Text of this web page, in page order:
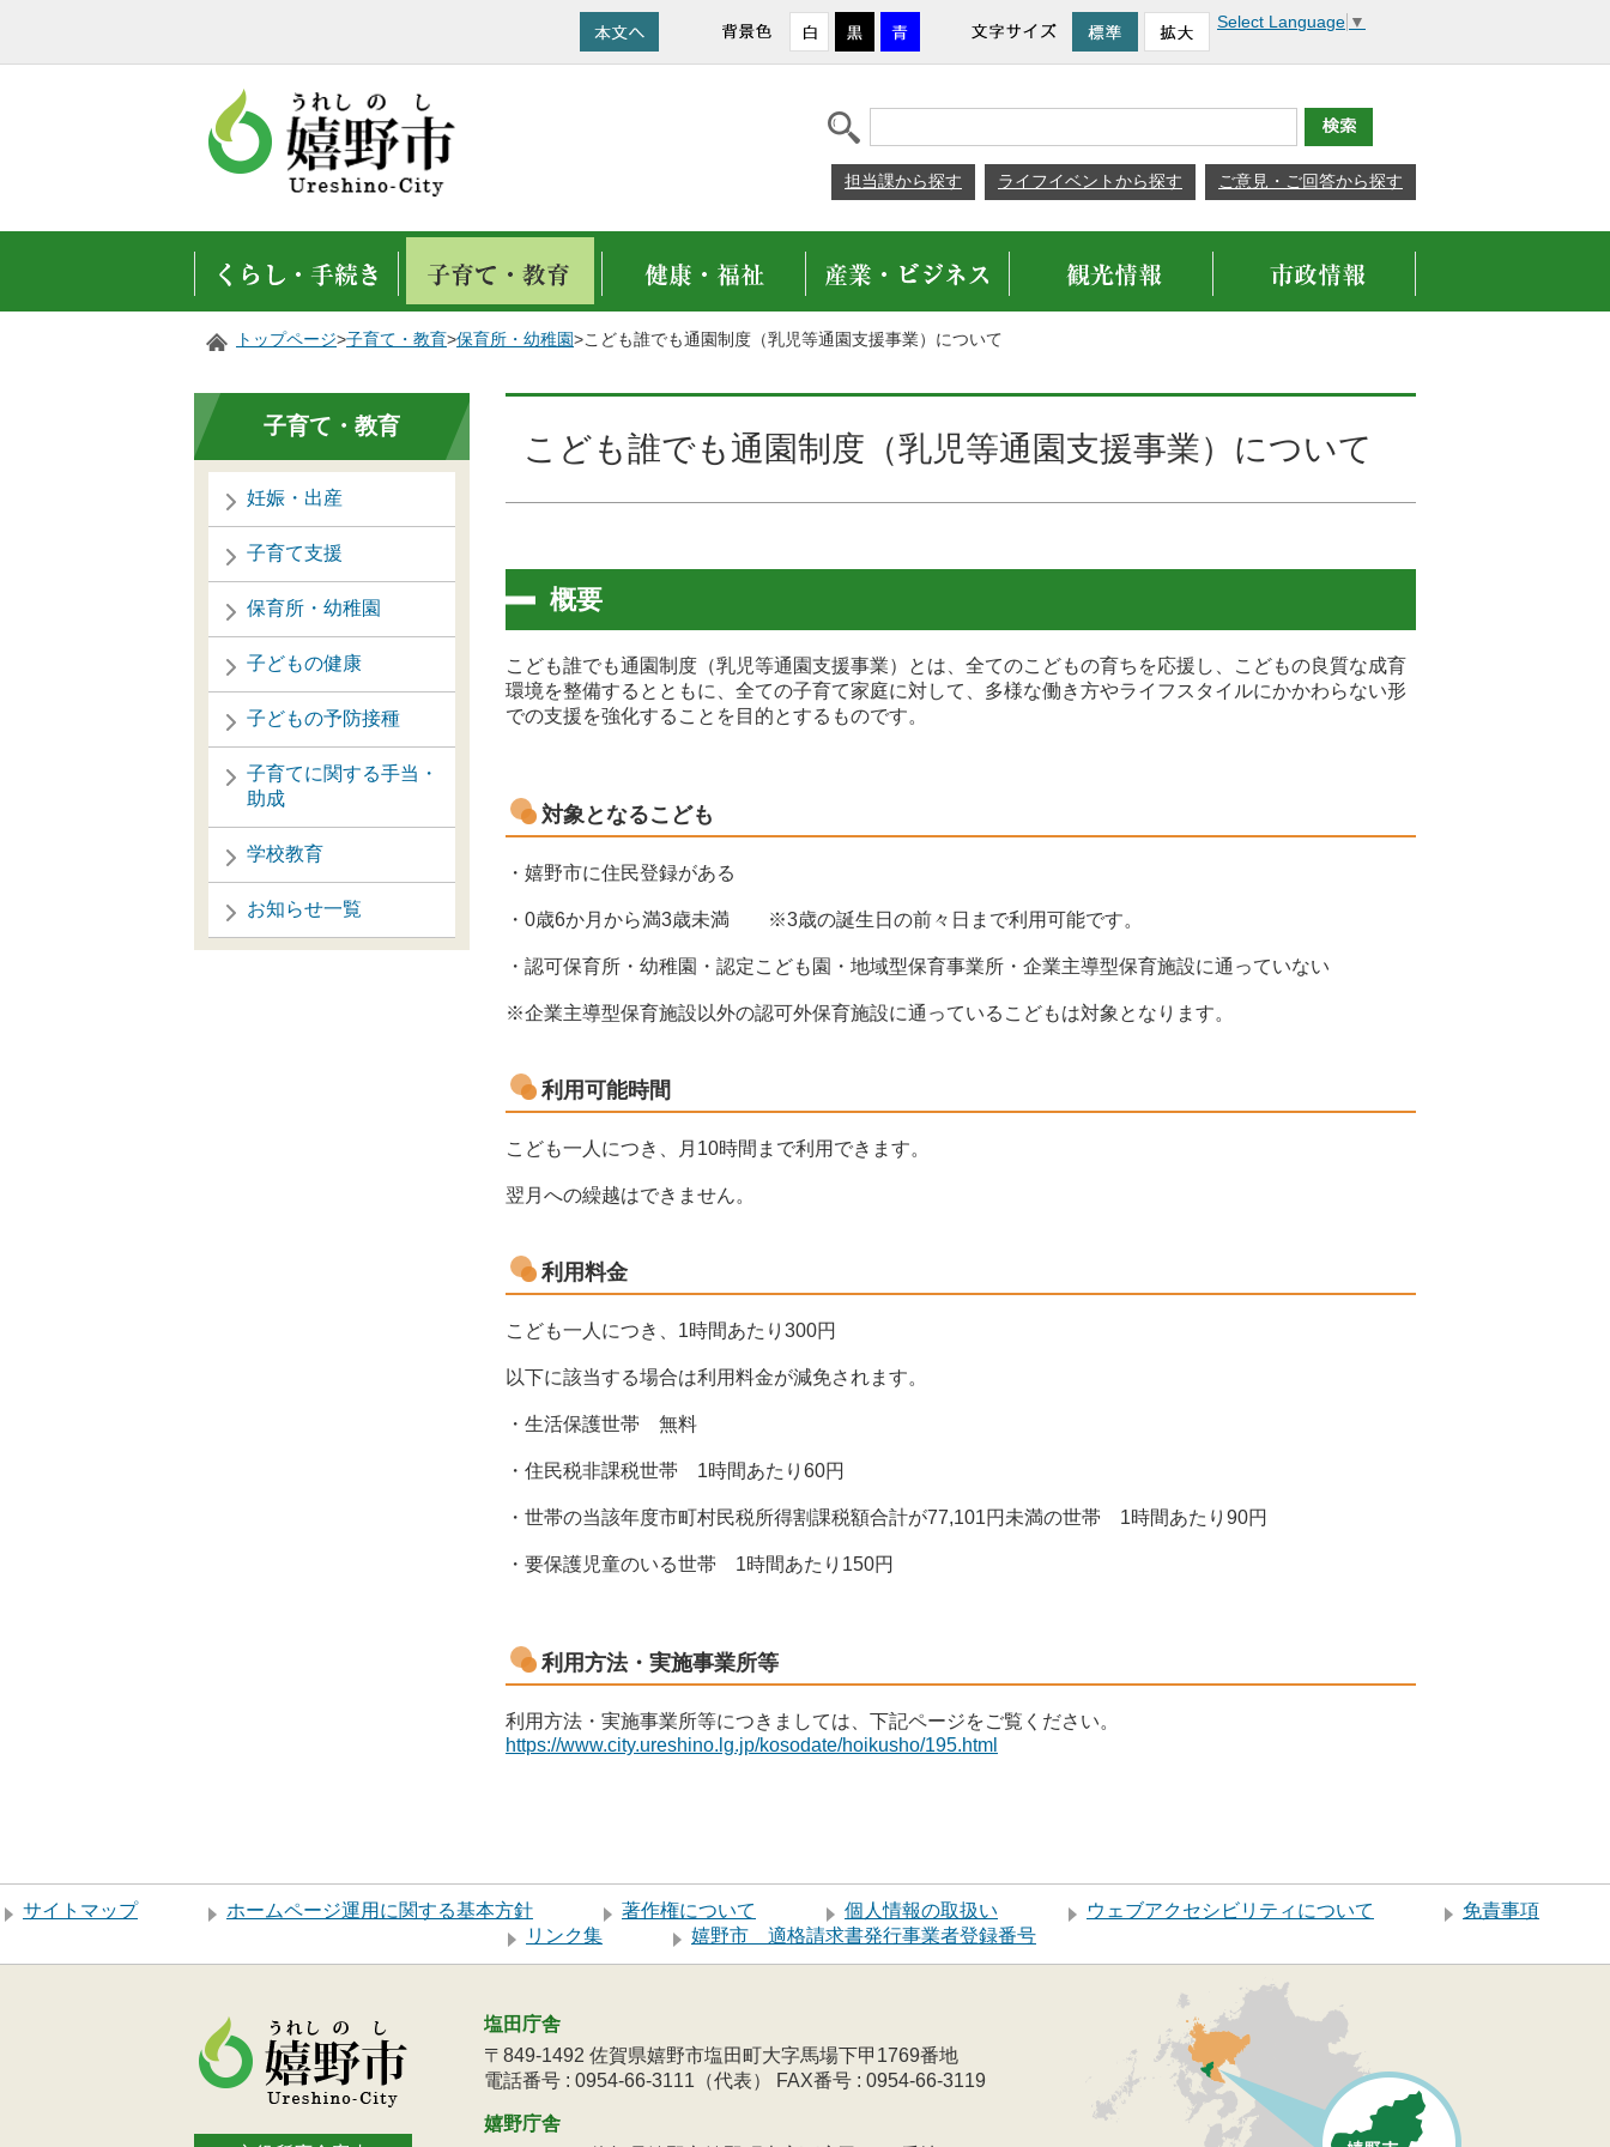
Select Language ▼
担当課から探す ライフイベントから探す ご意見・ご回答から探す
トップページ>子育て・教育>保育所・幼稚園>こども誰でも通園制度（乳児等通園支援事業）について
子育て・教育
妊娠・出産
子育て支援
保育所・幼稚園
子どもの健康
子どもの予防接種
子育てに関する手当・
助成
学校教育
お知らせ一覧
こども誰でも通園制度（乳児等通園支援事業）について
概要
こども誰でも通園制度（乳児等通園支援事業）とは、全てのこどもの育ちを応援し、こどもの良質な成育
環境を整備するとともに、全ての子育て家庭に対して、多様な働き方やライフスタイルにかかわらない形
での支援を強化することを目的とするものです。
対象となるこども
・嬉野市に住民登録がある
・0歳6か月から満3歳未満 ※3歳の誕生日の前々日まで利用可能です。
・ 認可保育所・幼稚園・認定こども園・地域型保育事業所・企業主導型保育施設に通っていない
※企業主導型保育施設以外の認可外保育施設に通っているこどもは対象となります。
利用可能時間
こども一人につき、月10時間まで利用できます。
翌月への繰越はできません。
利用料金
こども一人につき、1時間あたり300円
以下に該当する場合は利用料金が減免されます。
・生活保護世帯 無料
・住民税非課税世帯 1時間あたり60円
・ 世帯の当該年度市町村民税所得割課税額合計が77,101円未満の世帯 1時間あたり90円
・要保護児童のいる世帯 1時間あたり150円
利用方法・実施事業所等
利用方法・実施事業所等につきましては、下記ページをご覧ください。
https://www.city.ureshino.lg.jp/kosodate/hoikusho/195.html
サイトマップ ホームページ運用に関する基本方針 著作権について 個人情報の取扱い ウェブアクセシビリティについて
免責事項
リンク集
嬉野市 適格請求書発行事業者登録番号
塩田庁舎
〒849-1492 佐賀県嬉野市塩田町大字馬場下甲1769番地
電話番号 : 0954-66-3111（代表） FAX番号 : 0954-66-3119
嬉野庁舎